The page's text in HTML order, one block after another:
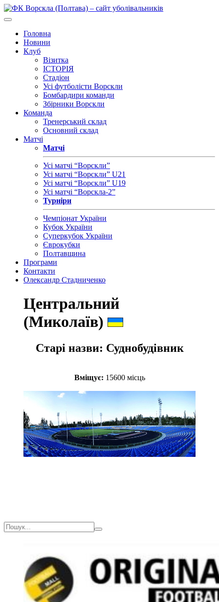
Головна
Новини
Клуб
Візитка
ІСТОРІЯ
Стадіон
Усі футболісти Ворскли
Бомбардири команди
Збірники Ворскли
Команда
Тренерський склад
Основний склад
Матчі
Матчі
Усі матчі “Ворскли”
Усі матчі “Ворскли” U21
Усі матчі “Ворскли” U19
Усі матчі “Ворскла-2”
Турніри
Чемпіонат України
Кубок України
Суперкубок України
Єврокубки
Полтавщина
Програми
Контакти
Олександр Стадниченко
Центральний
(Миколаїв)
Старі назви: Суднобудівник
Вміщує: 15600 місць